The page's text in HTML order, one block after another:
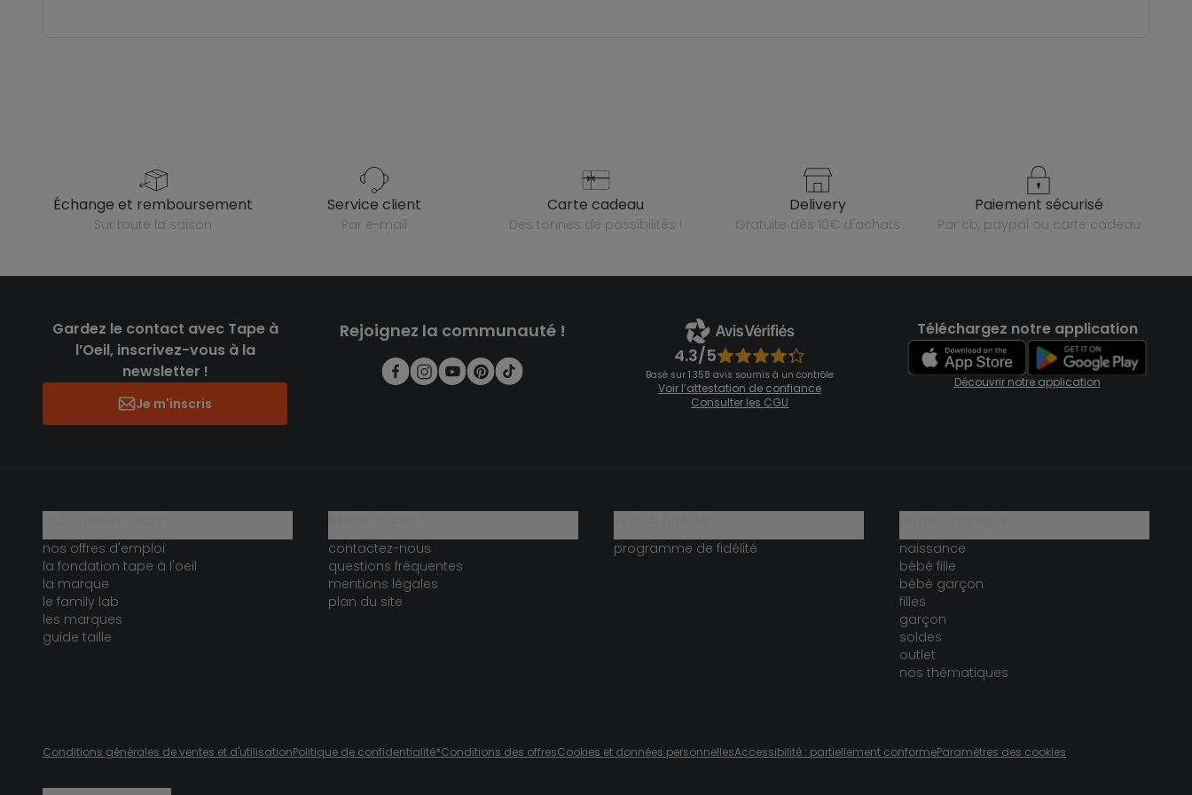
échange et remboursement
sur toute la saison
service client
par e-mail
carte cadeau
des tonnes de possibilités !
delivery
gratuite dès 10€ d'achats
paiement sécurisé
par cb, paypal ou carte cadeau
Gardez le contact avec Tape à
l’Oeil, inscrivez-vous à la
newsletter !
Je m'inscris
Rejoignez la communauté !
4.3/5
Basé sur 1 358 avis soumis à un contrôle
Voir l’attestation de confiance
Consulter les CGU
Téléchargez notre application
Découvrir notre application
nos offres d'emploi
la fondation tape à l'oeil
la marque
le family lab
les marques
guide taille
contactez-nous
questions fréquentes
mentions légales
plan du site
programme de fidélité
naissance
bébé fille
bébé garçon
filles
garçon
soldes
outlet
nos thématiques
Conditions générales de ventes et d'utilisationPolitique de confidentialité*Conditions des offresCookies et données personnellesAccessibilité : partiellement conformeParamètres des cookies